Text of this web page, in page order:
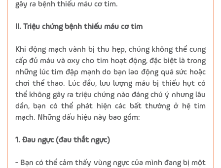
gây ra bệnh thiếu máu cơ tim.
II. Triệu chứng bệnh thiếu máu cơ tim
Khi động mạch vành bị thu hẹp, chúng không thể cung
cấp đủ máu và oxy cho tim hoạt động, đặc biệt là trong
những lúc tim đập mạnh do bạn lao động quá sức hoặc
chơi thể thao. Lúc đầu, lưu lượng máu bị thiếu hụt có
thể không gây ra triệu chứng nào đáng chú ý nhưng lâu
dần, bạn có thể phát hiện các bất thường ở hệ tim
mạch. Những dấu hiệu này bao gồm:
1. Đau ngực (đau thắt ngực)
- Bạn có thể cảm thấy vùng ngực của mình đang bị một